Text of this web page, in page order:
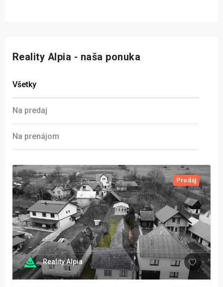
Reality Alpia - naša ponuka
Všetky
Na predaj
Na prenájom
Predaj
Reality Alpia